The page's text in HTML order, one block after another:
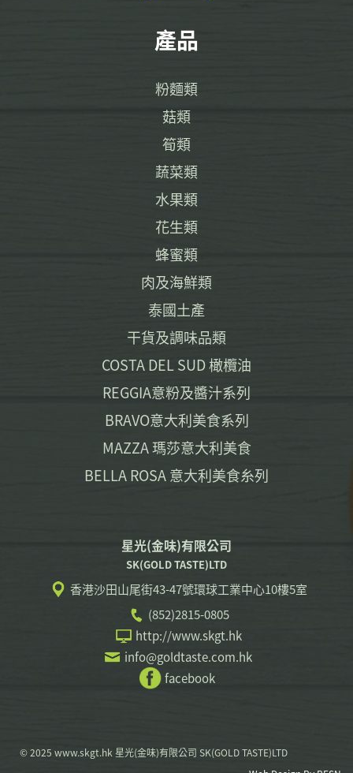
產品
粉麵類
菇類
筍類
蔬菜類
水果類
花生類
蜂蜜類
肉及海鮮類
泰國土產
干貨及調味品類
COSTA DEL SUD 橄欖油
REGGIA意粉及醬汁系列
BRAVO意大利美食系列
MAZZA 瑪莎意大利美食
BELLA ROSA 意大利美食糸列
星光(金味)有限公司
SK(GOLD TASTE)LTD
香港沙田山尾街43-47號環球工業中心10樓5室
(852)2815-0805
http://www.skgt.hk
info@goldtaste.com.hk
facebook
© 2025 www.skgt.hk 星光(金味)有限公司 SK(GOLD TASTE)LTD